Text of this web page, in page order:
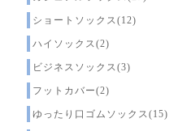
ショートソックス(12)
ハイソックス(2)
ビジネスソックス(3)
フットカバー(2)
ゆったり口ゴムソックス(15)